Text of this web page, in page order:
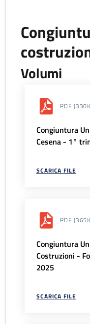
Volumi
PDF
Congiuntura
Cesena - 1°
SCARICA FILE
PDF
Congiuntura
Costruzioni -
2025
SCARICA FILE